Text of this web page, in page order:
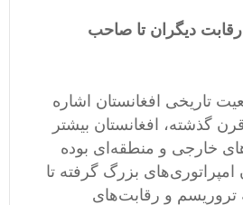
رقابت دیگران تا صاحب
تاریخی افغانستان اشاره
گذشته، افغانستان بیشتر
خارجی و منطقه‌ای بوده
بزرگ گرفته تا
و رقابت‌های